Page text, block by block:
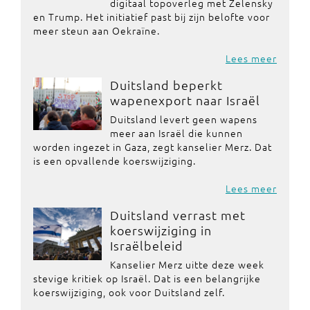
digitaal topoverleg met Zelensky
en Trump. Het initiatief past bij zijn belofte voor
meer steun aan Oekraïne.
Lees meer
Duitsland beperkt
wapenexport naar Israël
Duitsland levert geen wapens
meer aan Israël die kunnen
worden ingezet in Gaza, zegt kanselier Merz. Dat
is een opvallende koerswijziging.
Lees meer
Duitsland verrast met
koerswijziging in
Israëlbeleid
Kanselier Merz uitte deze week
stevige kritiek op Israël. Dat is een belangrijke
koerswijziging, ook voor Duitsland zelf.